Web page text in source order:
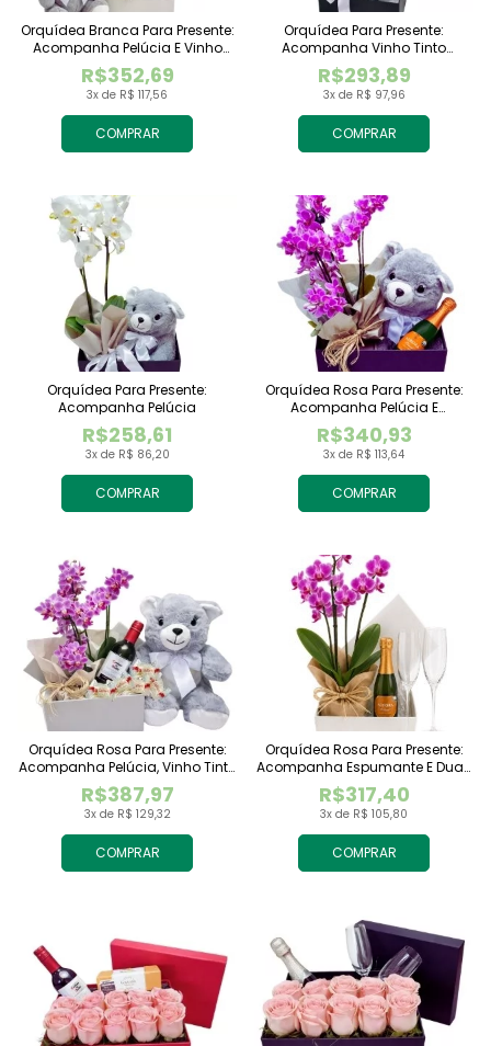
COMPRAR
3x de R$ 117,56
R$352,69
Orquídea Branca Para Presente:
Acompanha Pelúcia E Vinho
Tinto Importado
COMPRAR
3x de R$ 97,96
R$293,89
Orquídea Para Presente:
Acompanha Vinho Tinto
Importado
COMPRAR
3x de R$ 86,20
R$258,61
Orquídea Para Presente:
Acompanha Pelúcia
COMPRAR
3x de R$ 113,64
R$340,93
Orquídea Rosa Para Presente:
Acompanha Pelúcia E
Espumante
COMPRAR
3x de R$ 129,32
R$387,97
Orquídea Rosa Para Presente:
Acompanha Pelúcia, Vinho Tinto
Importado E Chocolate
Raffaello
COMPRAR
3x de R$ 105,80
R$317,40
Orquídea Rosa Para Presente:
Acompanha Espumante E Duas
Taças